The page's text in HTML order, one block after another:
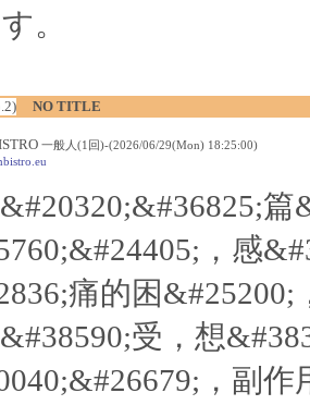
。
NO TITLE
一般人(1回)-(2026/06/29(Mon) 18:25:00)
篇
，感
痛的困&#25200;
受，想
，副